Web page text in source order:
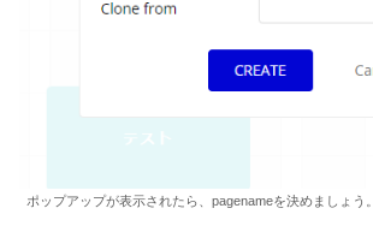
ポップアップが表示されたら、pagenameを決めましょう。